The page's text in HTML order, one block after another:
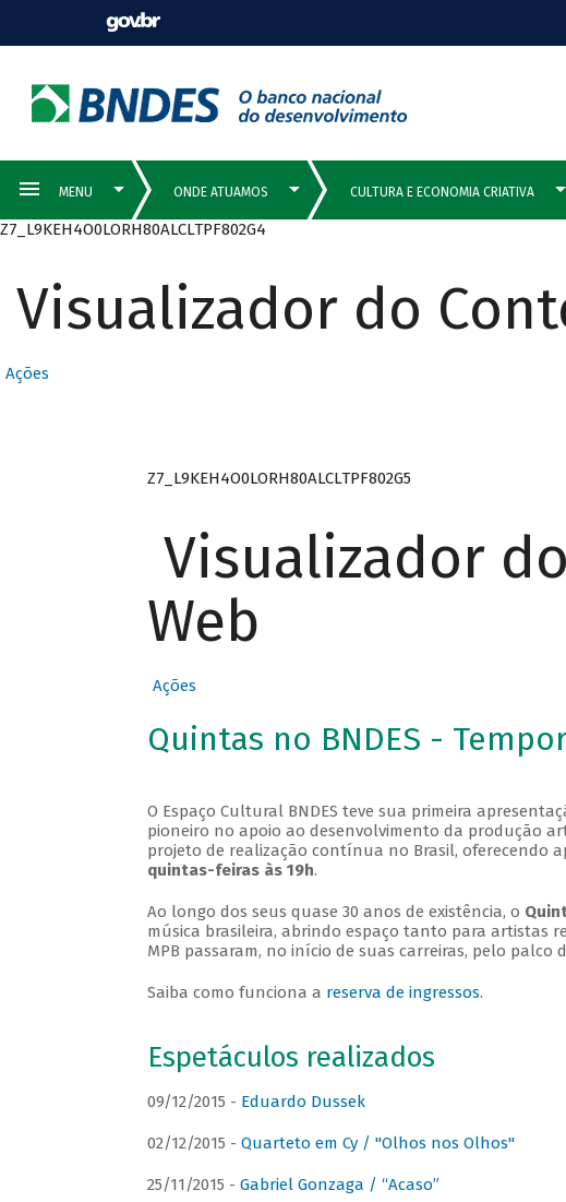
Z7_L9KEH4O0LORH80ALCLTPF802G4
Visualizador do
Ações
Z7_L9KEH4O0LORH80ALCLTPF802G5
Visualizador
Web
Ações
Quintas no BNDES -
O Espaço Cultural BNDES teve sua primeira
pioneiro no apoio ao desenvolvimento da produção
projeto de realização contínua no Brasil, oferecendo
quintas-feiras às 19h.
Ao longo dos seus quase 30 anos de existência, o
música brasileira, abrindo espaço tanto para artistas
MPB passaram, no início de suas carreiras, pelo palco
Saiba como funciona a reserva de ingressos.
Espetáculos realizados
09/12/2015 - Eduardo Dussek
02/12/2015 - Quarteto em Cy / "Olhos nos Olhos"
25/11/2015 - Gabriel Gonzaga / “Acaso”